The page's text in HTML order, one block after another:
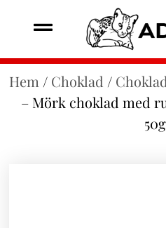
Hem / Choklad /
– Mörk choklad med